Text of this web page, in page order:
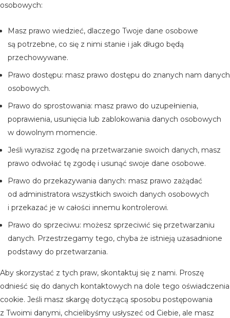
osobowych:
Masz prawo wiedzieć, dlaczego Twoje dane osobowe
są potrzebne, co się z nimi stanie i jak długo będą
przechowywane.
Prawo dostępu: masz prawo dostępu do znanych nam danych
osobowych.
Prawo do sprostowania: masz prawo do uzupełnienia,
poprawienia, usunięcia lub zablokowania danych osobowych
w dowolnym momencie.
Jeśli wyrazisz zgodę na przetwarzanie swoich danych, masz
prawo odwołać tę zgodę i usunąć swoje dane osobowe.
Prawo do przekazywania danych: masz prawo zażądać
od administratora wszystkich swoich danych osobowych
i przekazać je w całości innemu kontrolerowi.
Prawo do sprzeciwu: możesz sprzeciwić się przetwarzaniu
danych. Przestrzegamy tego, chyba że istnieją uzasadnione
podstawy do przetwarzania.
Aby skorzystać z tych praw, skontaktuj się z nami. Proszę
odnieść się do danych kontaktowych na dole tego oświadczenia
cookie. Jeśli masz skargę dotyczącą sposobu postępowania
z Twoimi danymi, chcielibyśmy usłyszeć od Ciebie, ale masz